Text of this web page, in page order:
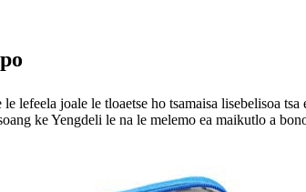
lefeela joale le tloaetse ho tsamaisa lisebelisoa
ke Yengdeli le na le melemo ea maikutlo a